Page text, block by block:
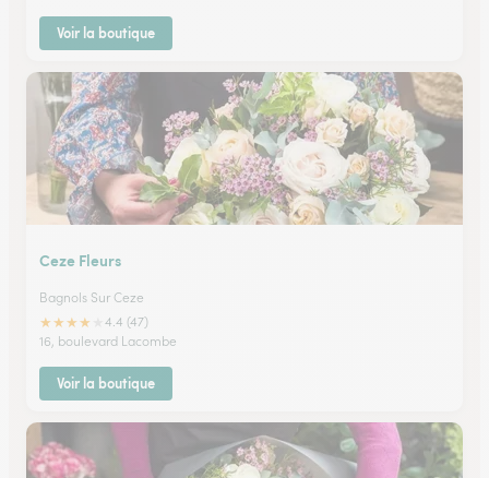
Voir la boutique
Ceze Fleurs
Bagnols Sur Ceze
★★★★
4.4 (47)
16, boulevard Lacombe
Voir la boutique